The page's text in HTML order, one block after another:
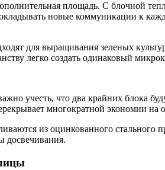
дополнительная площадь. С блочной
новые коммуникации к
для выращивания зеленых
легко создать одинаковый
учесть, что два крайних блока
многократной экономии на
из оцинкованного
досвечивания.